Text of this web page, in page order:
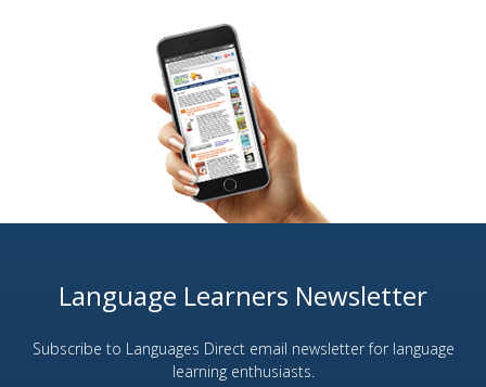
Language Learners Newsletter
Subscribe to Languages Direct email newsletter for language
learning enthusiasts.